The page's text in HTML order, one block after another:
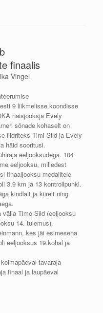
finaalis
Vingel
9 liikmelisse koondisse
naisjooksja Evely
sõnade kohaselt on
liidriteks Timi Sild ja Evely
häid sooritusi.
eeljooksudega. 104
eeljooksu, milledest
finaaljooksu medalitele
3,9 km ja 13 kontrollpunki.
kindlalt ja kiirelt ning
Timo Sild (eeljooksu
14. tulemus).
kes jäi esimesena
eeljooksus 19.kohal ja
tavaraja
finaal ja laupäeval